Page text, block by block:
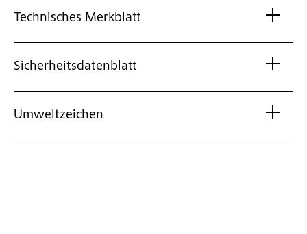
Technisches Merkblatt
Sicherheitsdatenblatt
Umweltzeichen